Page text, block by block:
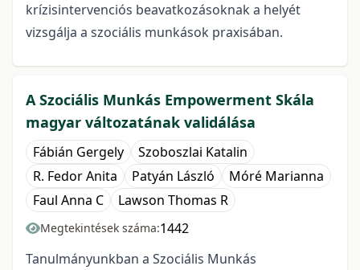
krízisintervenciós beavatkozásoknak a helyét
vizsgálja a szociális munkások praxisában.
A Szociális Munkás Empowerment Skála
magyar változatának validálása
Fábián Gergely
Szoboszlai Katalin
R. Fedor Anita
Patyán László
Móré Marianna
Faul Anna C
Lawson Thomas R
Megtekintések száma:1442
Tanulmányunkban a Szociális Munkás